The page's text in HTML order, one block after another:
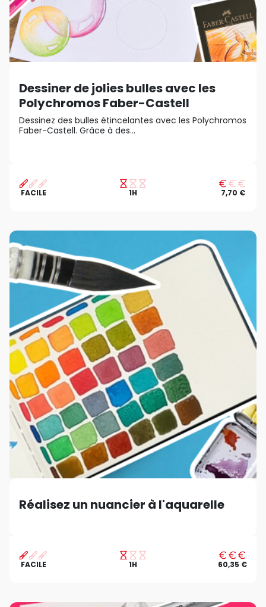
Dessiner de jolies bulles avec les
Polychromos Faber-Castell
Dessinez des bulles étincelantes avec les Polychromos
Faber-Castell. Grâce à des...
FACILE 1H 7,70 €
Réalisez un nuancier à l'aquarelle
FACILE 1H 60,35 €